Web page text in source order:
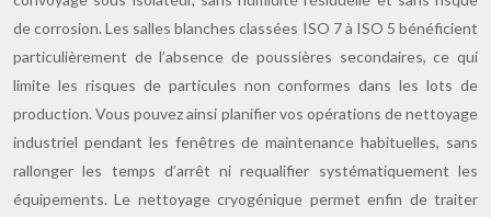
de corrosion. Les salles blanches classées ISO 7 à ISO 5 bénéficient
particulièrement de l’absence de poussières secondaires, ce qui
limite les risques de particules non conformes dans les lots de
production. Vous pouvez ainsi planifier vos opérations de nettoyage
industriel pendant les fenêtres de maintenance habituelles, sans
rallonger les temps d’arrêt ni requalifier systématiquement les
équipements. Le nettoyage cryogénique permet enfin de traiter